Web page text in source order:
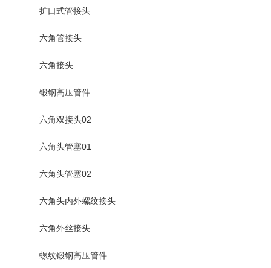
扩口式管接头
六角管接头
六角接头
锻钢高压管件
六角双接头02
六角头管塞01
六角头管塞02
六角头内外螺纹接头
六角外丝接头
螺纹锻钢高压管件